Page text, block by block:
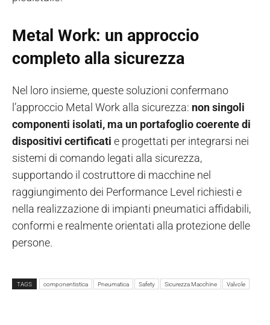
Metal Work: un approccio
completo alla sicurezza
Nel loro insieme, queste soluzioni confermano
l’approccio Metal Work alla sicurezza: non singoli
componenti isolati, ma un portafoglio coerente di
dispositivi certificati e progettati per integrarsi nei
sistemi di comando legati alla sicurezza,
supportando il costruttore di macchine nel
raggiungimento dei Performance Level richiesti e
nella realizzazione di impianti pneumatici affidabili,
conformi e realmente orientati alla protezione delle
persone.
TAGS componentistica Pneumatica Safety Sicurezza Macchine Valvole